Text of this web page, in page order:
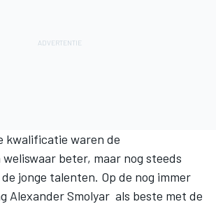
kwalificatie waren de
beter, maar nog steeds
jonge talenten. Op de nog immer
Alexander Smolyar als beste met de